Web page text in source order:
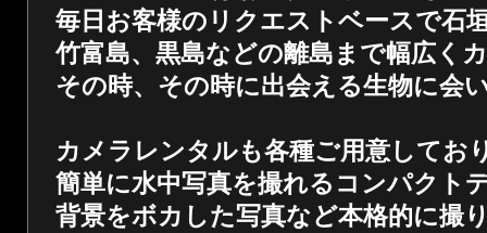
毎日お客様のリクエストベースで石
竹富島、黒島などの離島まで幅広く
その時、その時に出会える生物に会
カメラレンタルも各種ご用意してお
簡単に水中写真を撮れるコンパクト
背景をボカした写真など本格的に撮